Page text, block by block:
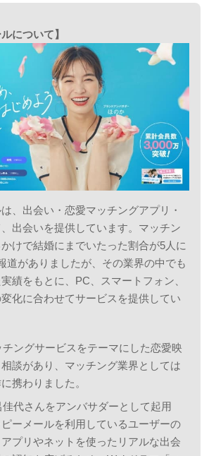
について】
、出会い・恋愛マッチングアプリ・
出会いを提供しています。マッチン
けで結婚にまでいたった割合が5人に
道がありましたが、その業界の中でも
績をもとに、PC、スマートフォン、
化に合わせてサービスを提供してい
チングサービスをテーマにした恋愛映
談があり、マッチング業界としては
携わりました。
代さんをアンバサダーとして起用
ーメールを利用しているユーザーの
プリやネットを使ったリアルな出会